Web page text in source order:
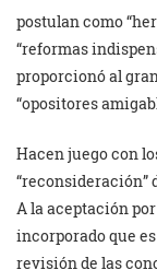
postulan como
“reformas
proporcionó al
“opositores
Hacen juego con
“reconsideración”
A la aceptación
incorporado que
revisión de las